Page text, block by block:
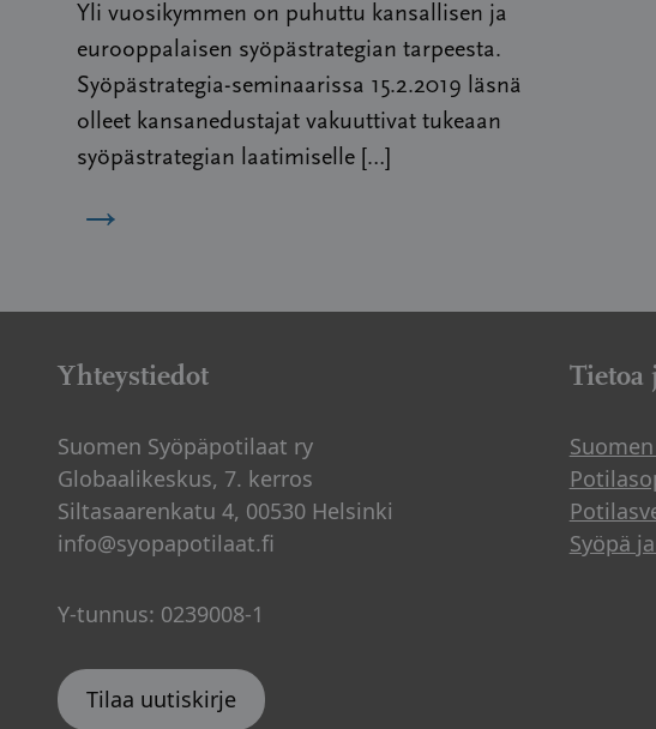
Yli vuosikymmen on puhuttu kansallisen ja
eurooppalaisen syöpästrategian tarpeesta.
Syöpästrategia-seminaarissa 15.2.2019 läsnä
olleet kansanedustajat vakuuttivat tukeaan
syöpästrategian laatimiselle […]
→
Yhteystiedot
Suomen Syöpäpotilaat ry
Globaalikeskus, 7. kerros
Siltasaarenkatu 4, 00530 Helsinki
info@syopapotilaat.fi
Y-tunnus: 0239008-1
Tilaa uutiskirje
Tietoa
Syöpä